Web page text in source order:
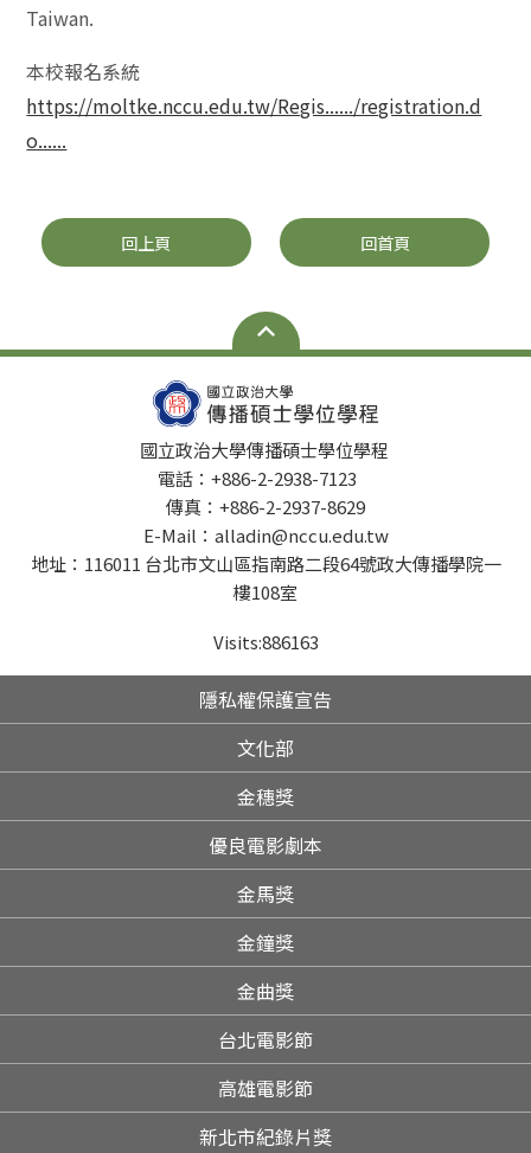
Taiwan.
本校報名系統
https://moltke.nccu.edu.tw/Regis....../registration.d
o......
回上頁 回首頁
國立政治大學傳播碩士學位學程
電話：+886-2-2938-7123
傳真：+886-2-2937-8629
E-Mail：alladin@nccu.edu.tw
地址：116011 台北市文山區指南路二段64號政大傳播學院一
樓108室
Visits:886163
隱私權保護宣告
文化部
金穗獎
優良電影劇本
金馬獎
金鐘獎
金曲獎
台北電影節
高雄電影節
新北市紀錄片獎